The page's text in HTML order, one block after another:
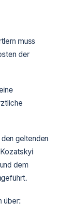
muss
der
geltenden
dem
über: